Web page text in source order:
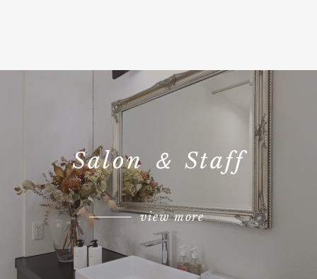
Salon ＆ Staff
view more